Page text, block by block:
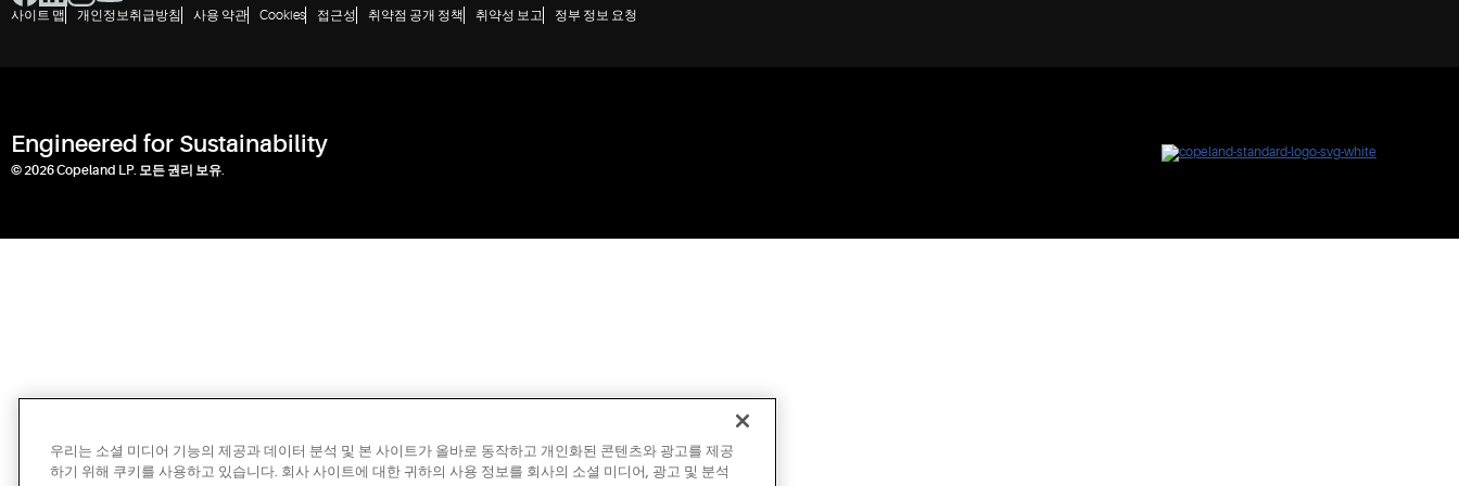
사이트 맵 개인정보취급방침 사용 약관 Cookies 접근성 취약점 공개 정책 취약성 보고 정부 정보 요청
Engineered for Sustainability
© 2026 Copeland LP. 모든 권리 보유.
우리는 소셜 미디어 기능의 제공과 데이터 분석 및 본 사이트가 올바로 동작하고 개인화된 콘텐츠와 광고를 제공
하기 위해 쿠키를 사용하고 있습니다. 회사 사이트에 대한 귀하의 사용 정보를 회사의 소셜 미디어, 광고 및 분석